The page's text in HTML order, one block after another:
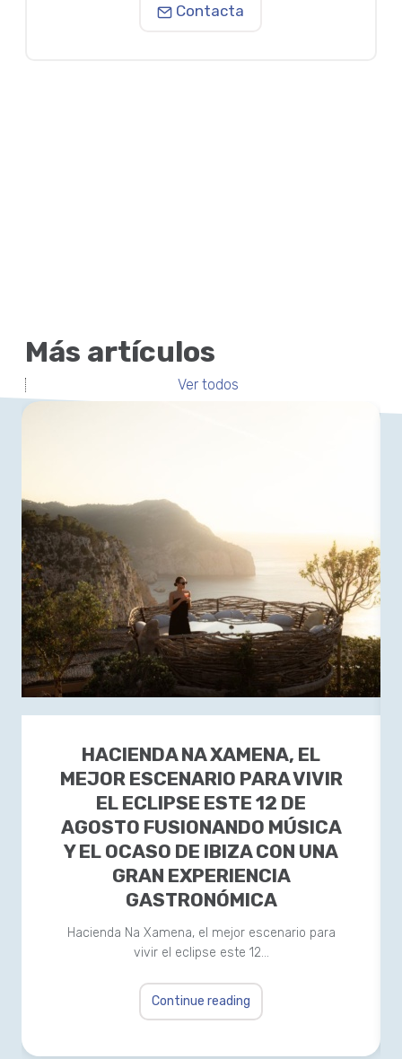
Contacta
Más artículos
Ver todos
HACIENDA NA XAMENA, EL
MEJOR ESCENARIO PARA VIVIR
EL ECLIPSE ESTE 12 DE
AGOSTO FUSIONANDO MÚSICA
Y EL OCASO DE IBIZA CON UNA
GRAN EXPERIENCIA
GASTRONÓMICA
Hacienda Na Xamena, el mejor escenario para
vivir el eclipse este 12…
Continue reading